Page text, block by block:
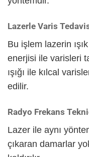
Lazerle Varis
Bu işlem lazerin
enerjisi ile varisleri
ışığı ile kılcal
edilir.
Radyo Frekans
Lazer ile aynı
çıkaran damarlar